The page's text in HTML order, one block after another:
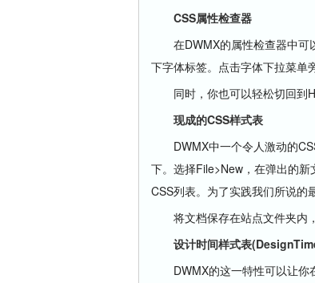
CSS属性检查器
在DWMX的属性检查器中可
下字体标签。点击字体下拉菜单
同时，你也可以轻松切回到
现成的CSS样式表
DWMX中一个令人激动的
下。选择File>New，在弹出的
CSS列表。为了实践我们所说的
将文档保存在站点文件夹内，
设计时间样式表
DWMX的这一特性可以让你